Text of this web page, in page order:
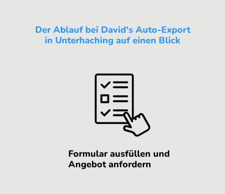
Der Ablauf bei David's Auto-Export
in Unterhaching auf einen Blick
Formular ausfüllen und
Angebot anfordern